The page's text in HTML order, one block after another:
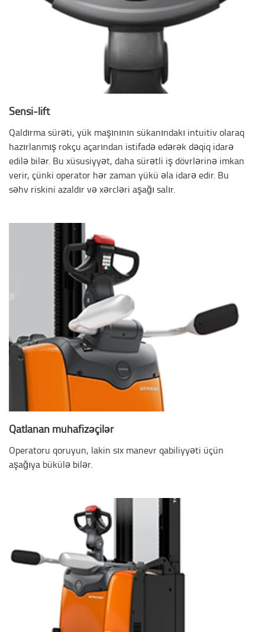
Sensi-lift
Qaldırma sürəti, yük maşınının sükanındakı intuitiv olaraq
hazırlanmış rokçu açarından istifadə edərək dəqiq idarə
edilə bilər. Bu xüsusiyyət, daha sürətli iş dövrlərinə imkan
verir, çünki operator hər zaman yükü əla idarə edir. Bu
səhv riskini azaldır və xərcləri aşağı salır.
Qatlanan mühafizəçilər
Operatoru qoruyun, lakin sıx manevr qabiliyyəti üçün
aşağıya bükülə bilər.